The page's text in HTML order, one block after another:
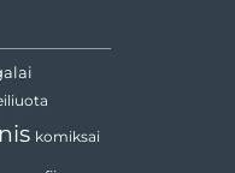
komiksai